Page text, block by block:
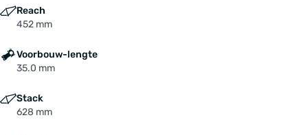
Reach
452 mm
Voorbouw-lengte
35.0 mm
Stack
628 mm